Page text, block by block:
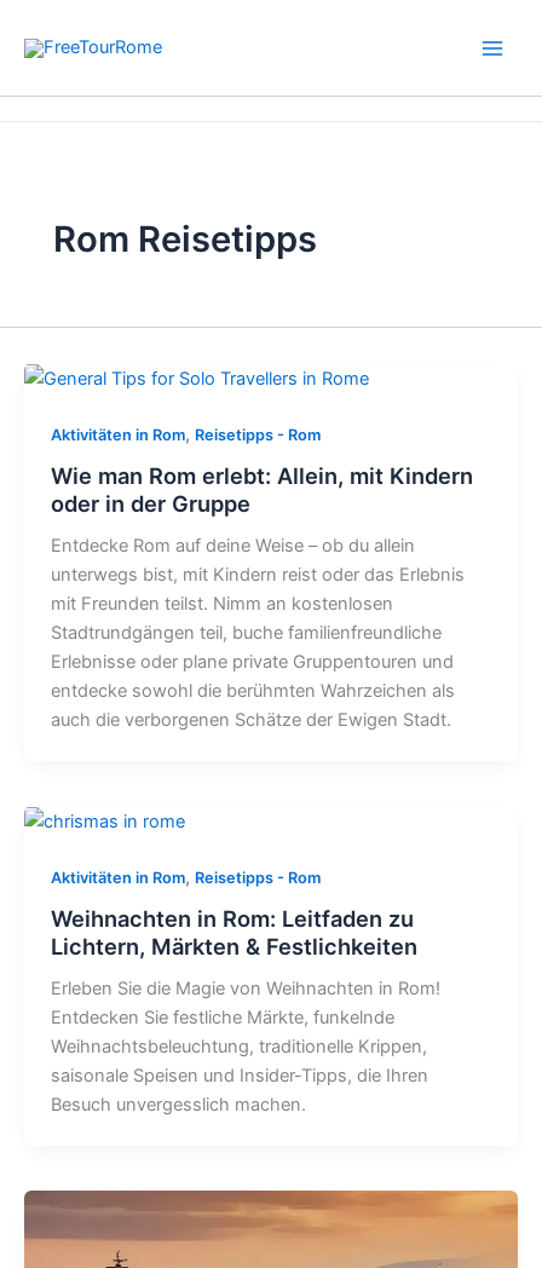
Inhalt
Rom Reisetipps
Aktivitäten in Rom, Reisetipps - Rom
Wie man Rom erlebt: Allein, mit Kindern
oder in der Gruppe
Entdecke Rom auf deine Weise – ob du allein
unterwegs bist, mit Kindern reist oder das Erlebnis
mit Freunden teilst. Nimm an kostenlosen
Stadtrundgängen teil, buche familienfreundliche
Erlebnisse oder plane private Gruppentouren und
entdecke sowohl die berühmten Wahrzeichen als
auch die verborgenen Schätze der Ewigen Stadt.
Aktivitäten in Rom, Reisetipps - Rom
Weihnachten in Rom: Leitfaden zu
Lichtern, Märkten & Festlichkeiten
Erleben Sie die Magie von Weihnachten in Rom!
Entdecken Sie festliche Märkte, funkelnde
Weihnachtsbeleuchtung, traditionelle Krippen,
saisonale Speisen und Insider-Tipps, die Ihren
Besuch unvergesslich machen.